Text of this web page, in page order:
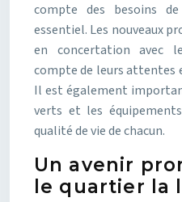
compte des besoins
essentiel. Les nouveaux
en concertation avec
compte de leurs attentes
Il est également
verts et les
qualité de vie de chacun.
Un avenir
le quartier la